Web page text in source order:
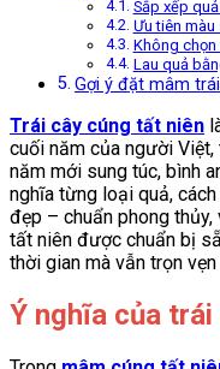
Sắp xếp
Ưu tiên màu
Không
Lau quả
Gợi ý đặt mâm
Trái cây cúng tất niên
cuối năm của người
năm mới sung túc, bình
nghĩa từng loại quả,
đẹp – chuẩn phong
tất niên được chuẩn bị
thời gian mà vẫn trọn vẹn
Ý nghĩa của